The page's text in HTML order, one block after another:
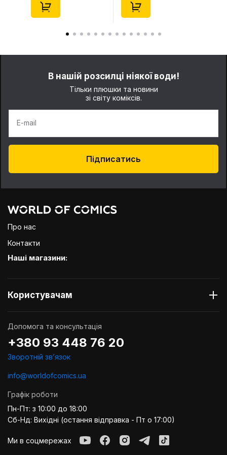
(29347)
(21372)
В нашій розсилці ніякої води!
Тільки плюшки та новини
зі світу коміксів.
E-mail
Підписатись
Про нас
Контакти
Наші магазини:
Користувачам
Допомога та консультація
+380 93 448 76 20
Зворотній звʼязок
info@worldofcomics.ua
Графік роботи
Пн-Пт: з 10:00 до 18:00
Сб-Нд: Вихідні (остання відправка - Пт о 17:00)
Ми в соцмережах